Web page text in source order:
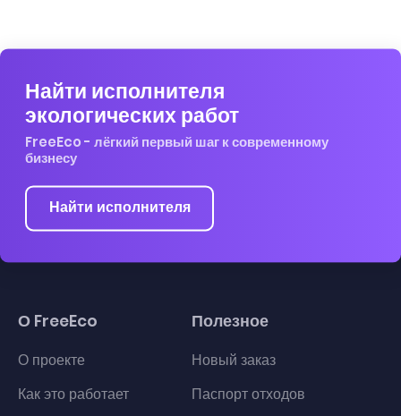
Найти исполнителя
экологических работ
FreeEco - лёгкий первый шаг к современному
бизнесу
Найти исполнителя
О FreeEco
О проекте
Как это работает
Полезное
Новый заказ
Паспорт отходов